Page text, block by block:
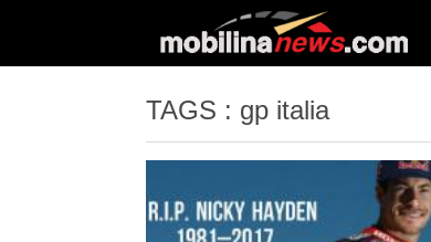
TAGS : gp italia